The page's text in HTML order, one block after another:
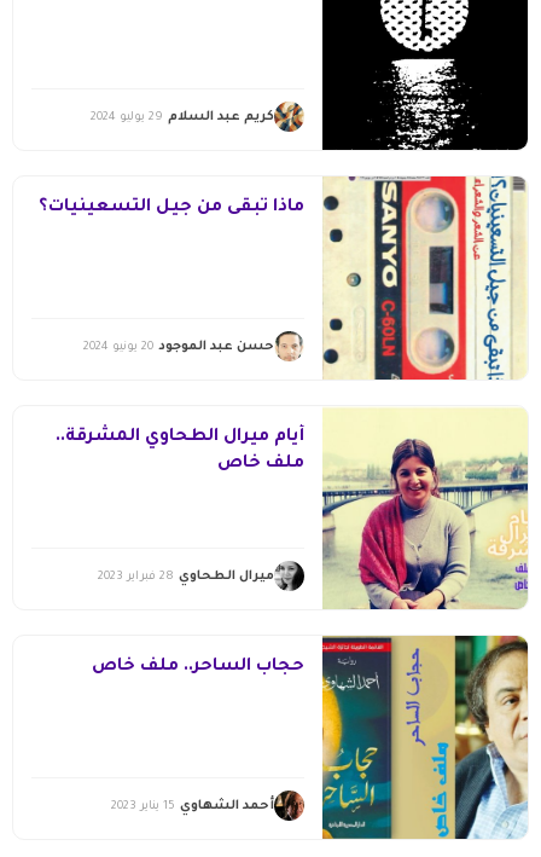
كريم عبد السلام 29 يوليو 2024
ماذا تبقى من جيل التسعينيات؟
حسن عبد الموجود 20 يونيو 2024
أيام ميرال الطحاوي المشرقة..
ملف خاص
ميرال الطحاوي 28 فبراير 2023
حجاب الساحر.. ملف خاص
أحمد الشهاوي 15 يناير 2023